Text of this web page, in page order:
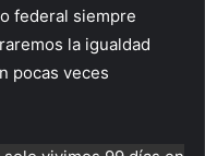
federal siempre
la igualdad
pocas veces